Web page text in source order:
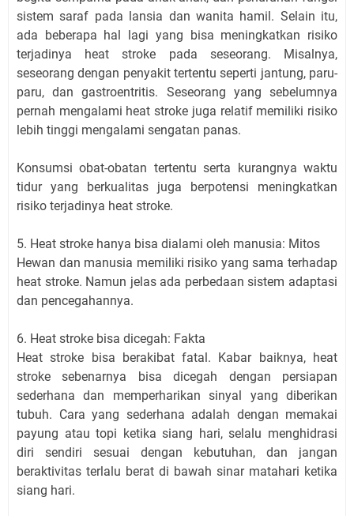
sistem saraf pada lansia dan wanita hamil. Selain itu,
ada beberapa hal lagi yang bisa meningkatkan risiko
terjadinya heat stroke pada seseorang. Misalnya,
seseorang dengan penyakit tertentu seperti jantung, paru-
paru, dan gastroentritis. Seseorang yang sebelumnya
pernah mengalami heat stroke juga relatif memiliki risiko
lebih tinggi mengalami sengatan panas.
Konsumsi obat-obatan tertentu serta kurangnya waktu
tidur yang berkualitas juga berpotensi meningkatkan
risiko terjadinya heat stroke.
5. Heat stroke hanya bisa dialami oleh manusia: Mitos
Hewan dan manusia memiliki risiko yang sama terhadap
heat stroke. Namun jelas ada perbedaan sistem adaptasi
dan pencegahannya.
6. Heat stroke bisa dicegah: Fakta
Heat stroke bisa berakibat fatal. Kabar baiknya, heat
stroke sebenarnya bisa dicegah dengan persiapan
sederhana dan memperharikan sinyal yang diberikan
tubuh. Cara yang sederhana adalah dengan memakai
payung atau topi ketika siang hari, selalu menghidrasi
diri sendiri sesuai dengan kebutuhan, dan jangan
beraktivitas terlalu berat di bawah sinar matahari ketika
siang hari.